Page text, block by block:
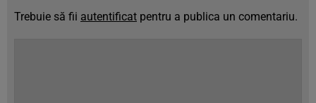
Trebuie să fii autentificat pentru a publica un comentariu.